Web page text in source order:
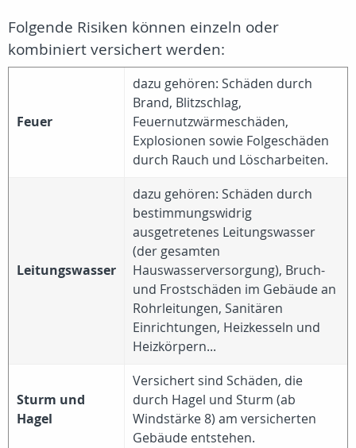
Folgende Risiken können einzeln oder
kombiniert versichert werden:
Feuer
dazu gehören: Schäden durch
Brand, Blitzschlag,
Feuernutzwärmeschäden,
Explosionen sowie Folgeschäden
durch Rauch und Löscharbeiten.
Leitungswasser
dazu gehören: Schäden durch
bestimmungswidrig
ausgetretenes Leitungswasser
(der gesamten
Hauswasserversorgung), Bruch-
und Frostschäden im Gebäude an
Rohrleitungen, Sanitären
Einrichtungen, Heizkesseln und
Heizkörpern...
Sturm und
Hagel
Versichert sind Schäden, die
durch Hagel und Sturm (ab
Windstärke 8) am versicherten
Gebäude entstehen.